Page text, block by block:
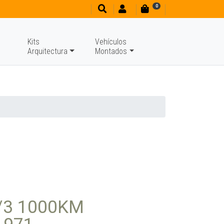
0
Kits
Arquitectura
Vehículos
Montados
1000KM